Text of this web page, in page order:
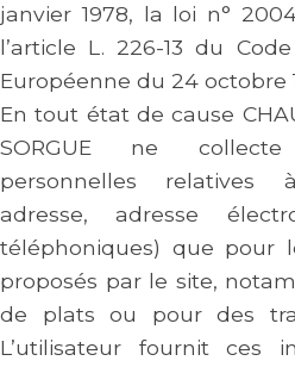
janvier 1978, la loi n°
l’article L. 226-13 du
Européenne du 24 octobre
En tout état de cause
SORGUE ne
personnelles relatives
adresse, adresse
téléphoniques) que pour
proposés par le site,
de plats ou pour des
L’utilisateur fournit ces